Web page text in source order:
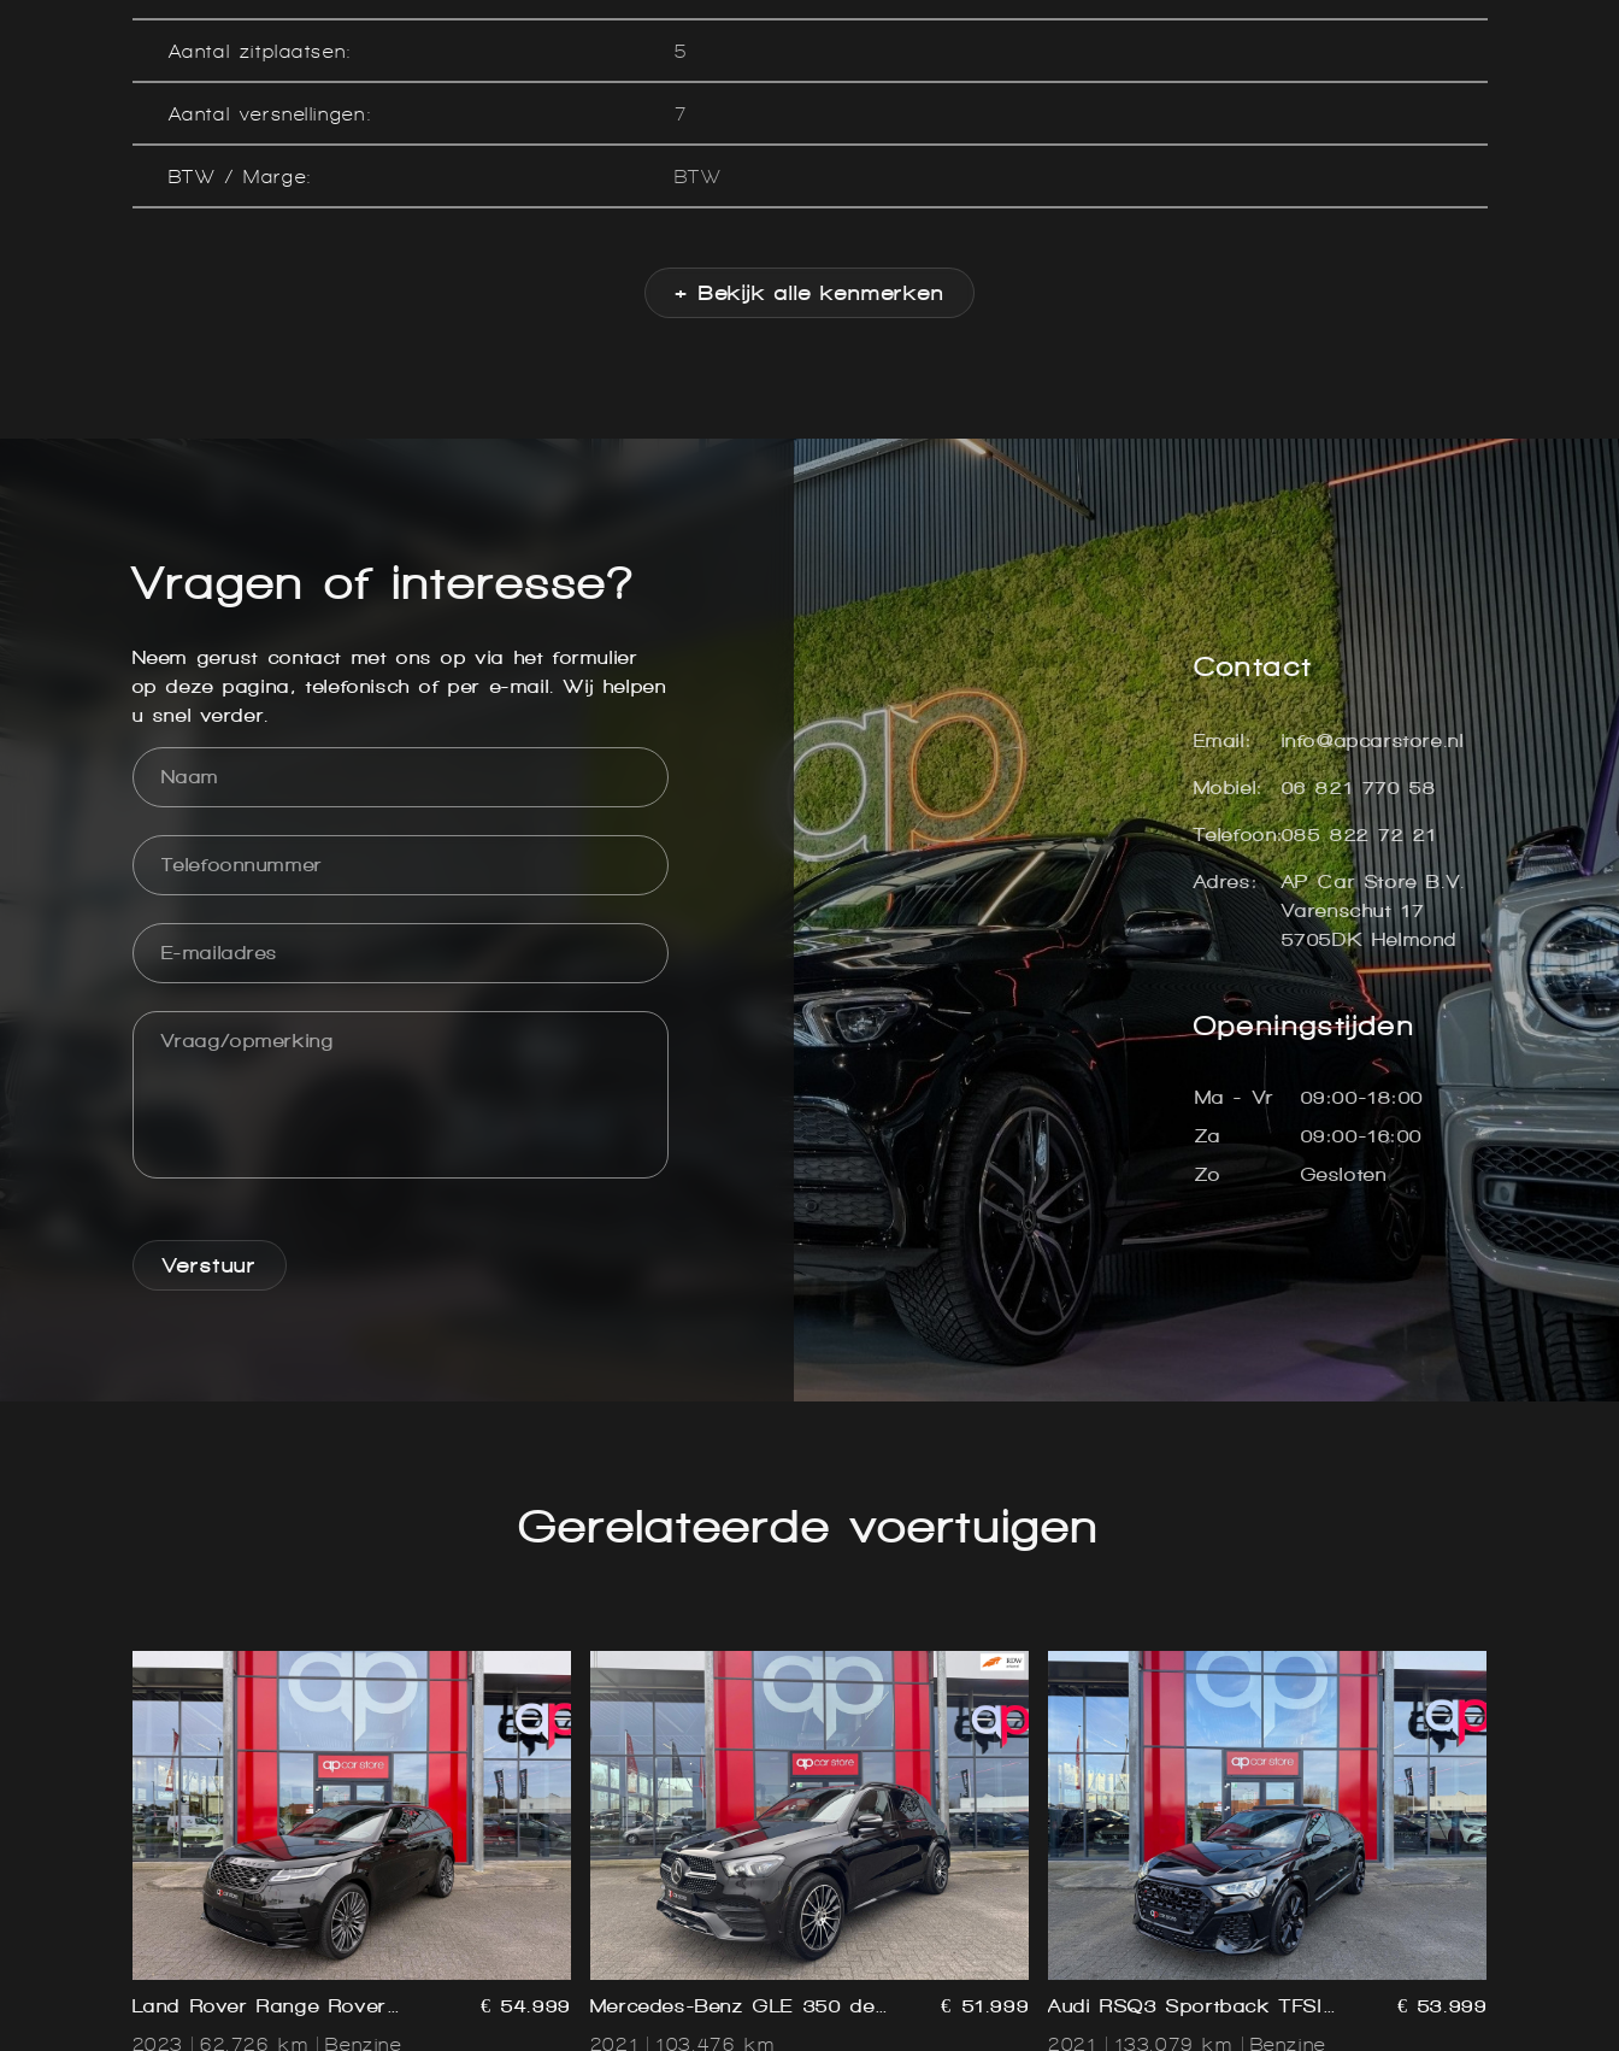
Aantal zitplaatsen: 5
Aantal versnellingen: 7
BTW / Marge: BTW
+ Bekijk alle kenmerken
Vragen of interesse?
Neem gerust contact met ons op via het formulier
op deze pagina, telefonisch of per e-mail. Wij helpen
u snel verder.
Verstuur
Contact
Email: info@apcarstore.nl
Mobiel: 06 821 770 58
Telefoon:085 822 72 21
Adres:
AP Car Store B.V.
Varenschut 17
5705DK Helmond
Openingstijden
Ma - Vr
09:00-18:00
Za
09:00-16:00
Zo
Gesloten
Gerelateerde voertuigen
Land Rover Range Rover
2023 62.726 km Benzine
€ 54.999
Mercedes-Benz GLE 350 de
2021 103.476 km
€ 51.999
Audi RSQ3 Sportback TFSI
2021 133.079 km Benzine
€ 53.999